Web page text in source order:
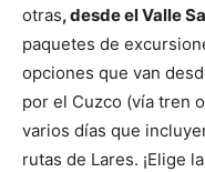
otras, desde el Valle
paquetes de
opciones que van
por el Cuzco (vía tren
varios días que
rutas de Lares. ¡Elige